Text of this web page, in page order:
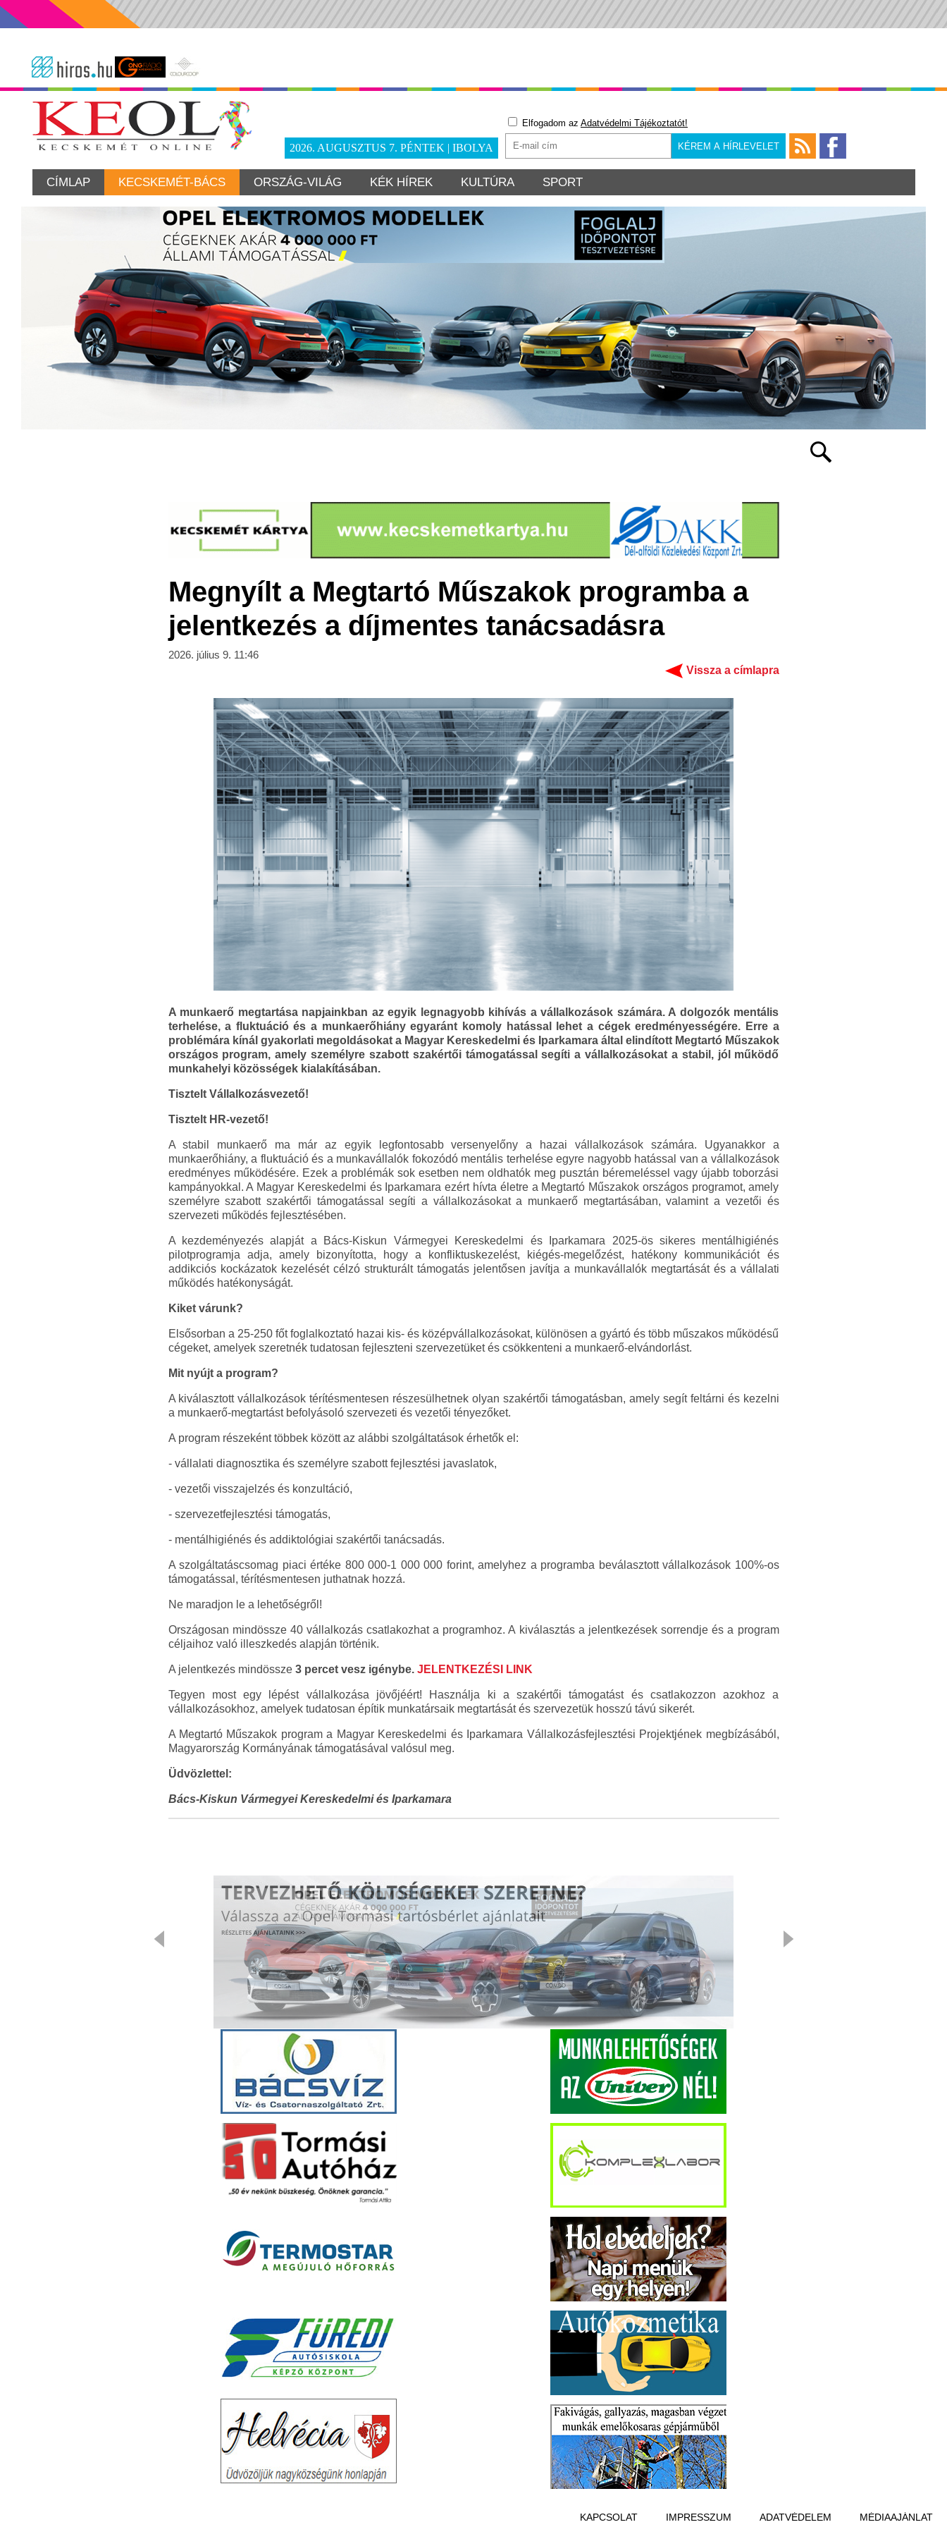
2026. AUGUSZTUS 7. PÉNTEK | IBOLYA
Elfogadom az Adatvédelmi Tájékoztatót!
CÍMLAP KECSKEMÉT-BÁCS ORSZÁG-VILÁG KÉK HÍREK KULTÚRA SPORT
Megnyílt a Megtartó Műszakok programba a
jelentkezés a díjmentes tanácsadásra
2026. július 9. 11:46
Vissza a címlapra
A munkaerő megtartása napjainkban az egyik legnagyobb kihívás a vállalkozások számára. A dolgozók mentális
terhelése, a fluktuáció és a munkaerőhiány egyaránt komoly hatással lehet a cégek eredményességére. Erre a
problémára kínál gyakorlati megoldásokat a Magyar Kereskedelmi és Iparkamara által elindított Megtartó Műszakok
országos program, amely személyre szabott szakértői támogatással segíti a vállalkozásokat a stabil, jól működő
munkahelyi közösségek kialakításában.
Tisztelt Vállalkozásvezető!
Tisztelt HR-vezető!
A stabil munkaerő ma már az egyik legfontosabb versenyelőny a hazai vállalkozások számára. Ugyanakkor a
munkaerőhiány, a fluktuáció és a munkavállalók fokozódó mentális terhelése egyre nagyobb hatással van a vállalkozások
eredményes működésére. Ezek a problémák sok esetben nem oldhatók meg pusztán béremeléssel vagy újabb toborzási
kampányokkal. A Magyar Kereskedelmi és Iparkamara ezért hívta életre a Megtartó Műszakok országos programot, amely
személyre szabott szakértői támogatással segíti a vállalkozásokat a munkaerő megtartásában, valamint a vezetői és
szervezeti működés fejlesztésében.
A kezdeményezés alapját a Bács-Kiskun Vármegyei Kereskedelmi és Iparkamara 2025-ös sikeres mentálhigiénés
pilotprogramja adja, amely bizonyította, hogy a konfliktuskezelést, kiégés-megelőzést, hatékony kommunikációt és
addikciós kockázatok kezelését célzó strukturált támogatás jelentősen javítja a munkavállalók megtartását és a vállalati
működés hatékonyságát.
Kiket várunk?
Elsősorban a 25-250 főt foglalkoztató hazai kis- és középvállalkozásokat, különösen a gyártó és több műszakos működésű
cégeket, amelyek szeretnék tudatosan fejleszteni szervezetüket és csökkenteni a munkaerő-elvándorlást.
Mit nyújt a program?
A kiválasztott vállalkozások térítésmentesen részesülhetnek olyan szakértői támogatásban, amely segít feltárni és kezelni
a munkaerő-megtartást befolyásoló szervezeti és vezetői tényezőket.
A program részeként többek között az alábbi szolgáltatások érhetők el:
- vállalati diagnosztika és személyre szabott fejlesztési javaslatok,
- vezetői visszajelzés és konzultáció,
- szervezetfejlesztési támogatás,
- mentálhigiénés és addiktológiai szakértői tanácsadás.
A szolgáltatáscsomag piaci értéke 800 000-1 000 000 forint, amelyhez a programba beválasztott vállalkozások 100%-os
támogatással, térítésmentesen juthatnak hozzá.
Ne maradjon le a lehetőségről!
Országosan mindössze 40 vállalkozás csatlakozhat a programhoz. A kiválasztás a jelentkezések sorrendje és a program
céljaihoz való illeszkedés alapján történik.
A jelentkezés mindössze 3 percet vesz igénybe. JELENTKEZÉSI LINK
Tegyen most egy lépést vállalkozása jövőjéért! Használja ki a szakértői támogatást és csatlakozzon azokhoz a
vállalkozásokhoz, amelyek tudatosan építik munkatársaik megtartását és szervezetük hosszú távú sikerét.
A Megtartó Műszakok program a Magyar Kereskedelmi és Iparkamara Vállalkozásfejlesztési Projektjének megbízásából,
Magyarország Kormányának támogatásával valósul meg.
Üdvözlettel:
Bács-Kiskun Vármegyei Kereskedelmi és Iparkamara
KAPCSOLAT IMPRESSZUM ADATVÉDELEM MÉDIAAJÁNLAT